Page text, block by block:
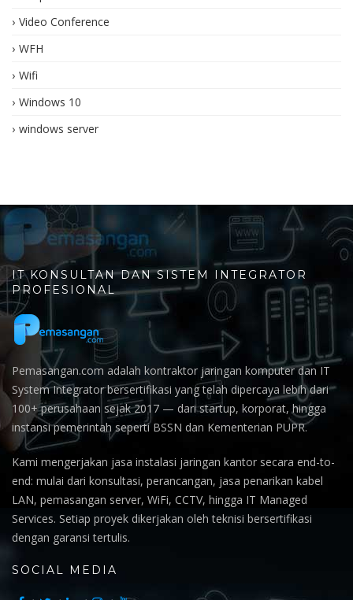
Video Conference
WFH
Wifi
Windows 10
windows server
IT KONSULTAN DAN SISTEM INTEGRATOR
PROFESIONAL
Pemasangan.com adalah kontraktor jaringan komputer dan IT
System Integrator bersertifikasi yang telah dipercaya lebih dari
100+ perusahaan sejak 2017 — dari startup, korporat, hingga
instansi pemerintah seperti BSSN dan Kementerian PUPR.
Kami mengerjakan jasa instalasi jaringan kantor secara end-to-
end: mulai dari konsultasi, perancangan, jasa penarikan kabel
LAN, pemasangan server, WiFi, CCTV, hingga IT Managed
Services. Setiap proyek dikerjakan oleh teknisi bersertifikasi
dengan garansi tertulis.
SOCIAL MEDIA